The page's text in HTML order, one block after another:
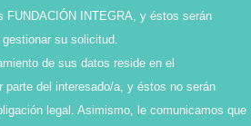
FUNDACIÓN INTEGRA, y éstos serán
su solicitud.
de sus datos reside en el
parte del interesado/a, y éstos no serán
legal. Asimismo, le comunicamos que